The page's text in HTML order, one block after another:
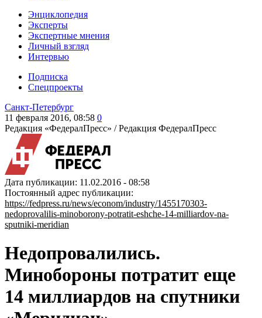
Энциклопедия
Эксперты
Экспертные мнения
Личный взгляд
Интервью
Подписка
Спецпроекты
Санкт-Петербург
11 февраля 2016, 08:58 0
Редакция «ФедералПресс» /Редакция ФедералПресс
Дата публикации: 11.02.2016 - 08:58
Постоянный адрес публикации:
https://fedpress.ru/news/econom/industry/1455170303-
nedoprovalilis-minoborony-potratit-eshche-14-milliardov-na-
sputniki-meridian
Недопровалились.
Минобороны потратит еще
14 миллиардов на спутники